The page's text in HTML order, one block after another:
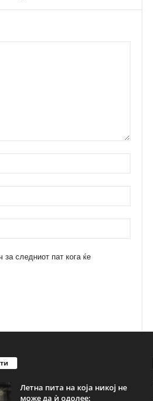
за следниот пат кога ќе
Летна пита на која никој не
може да ѝ одолее: